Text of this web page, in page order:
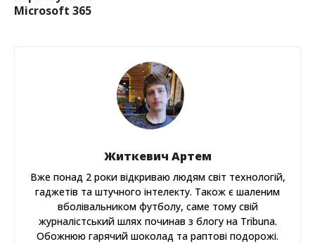
Microsoft 365
Житкевич Артем
Вже понад 2 роки відкриваю людям світ технологій,
гаджетів та штучного інтелекту. Також є шаленим
вболівальником футболу, саме тому свій
журналістський шлях починав з блогу на Tribuna.
Обожнюю гарячий шоколад та раптові подорожі.